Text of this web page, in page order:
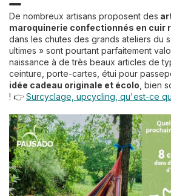
De nombreux artisans proposent des
maroquinerie confectionnés en cuir
dans les chutes des grands ateliers du
ultimes » sont pourtant parfaitement
naissance à de très beaux articles de
ceinture, porte-cartes, étui pour
idée cadeau originale et écolo , bien
! 👉 Surcyclage, upcycling, qu'est-ce